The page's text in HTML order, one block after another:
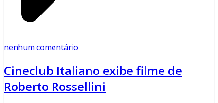
nenhum comentário
Cineclub Italiano exibe filme de
Roberto Rossellini